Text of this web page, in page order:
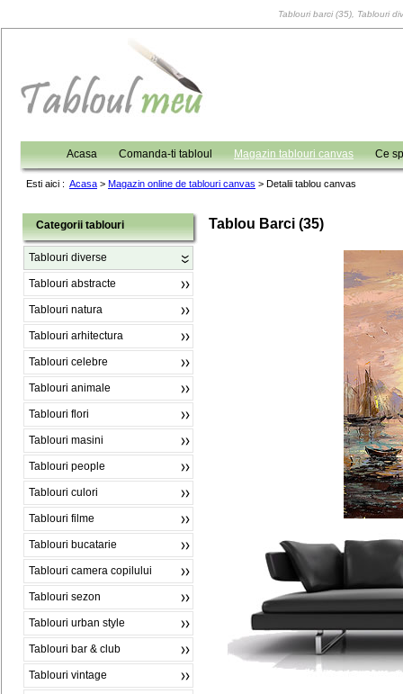
Tablouri barci (35), Tablouri
Acasa Comanda-ti tabloul Magazin tablouri canvas Ce
Esti aici : Acasa > Magazin online de tablouri canvas > Detalii tablou canvas
Categorii tablouri
Tablouri diverse
Tablouri abstracte
Tablouri natura
Tablouri arhitectura
Tablouri celebre
Tablouri animale
Tablouri flori
Tablouri masini
Tablouri people
Tablouri culori
Tablouri filme
Tablouri bucatarie
Tablouri camera copilului
Tablouri sezon
Tablouri urban style
Tablouri bar & club
Tablouri vintage
Tablou Barci (35)